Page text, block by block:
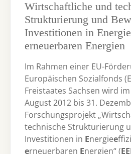
Wirtschaftliche und
Strukturierung und
Investitionen in
erneuerbaren Energien
Im Rahmen einer EU-
Europäischen Sozialfonds
Freistaates Sachsen wird
August 2012 bis 31.
Forschungsprojekt
technische Strukturierung
Investitionen in Energiee
erneuerbaren Energien“ (